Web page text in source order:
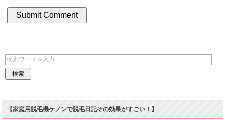
【家庭用脱毛機ケノンで脱毛日記その効果がすごい！】